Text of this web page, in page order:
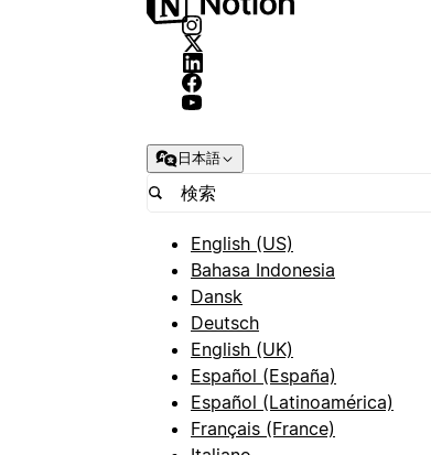
日本語
English (US)
Bahasa Indonesia
Dansk
Deutsch
English (UK)
Español (España)
Español (Latinoamérica)
Français (France)